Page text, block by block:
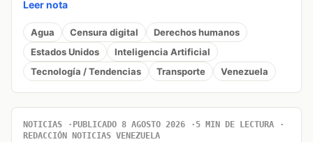
Leer nota
Agua Censura digital
Derechos humanos
Estados Unidos
Inteligencia Artificial
Tecnología / Tendencias
Transporte Venezuela
NOTICIAS PUBLICADO 8 AGOSTO 2026
5 MIN DE LECTURA
REDACCIÓN NOTICIAS VENEZUELA